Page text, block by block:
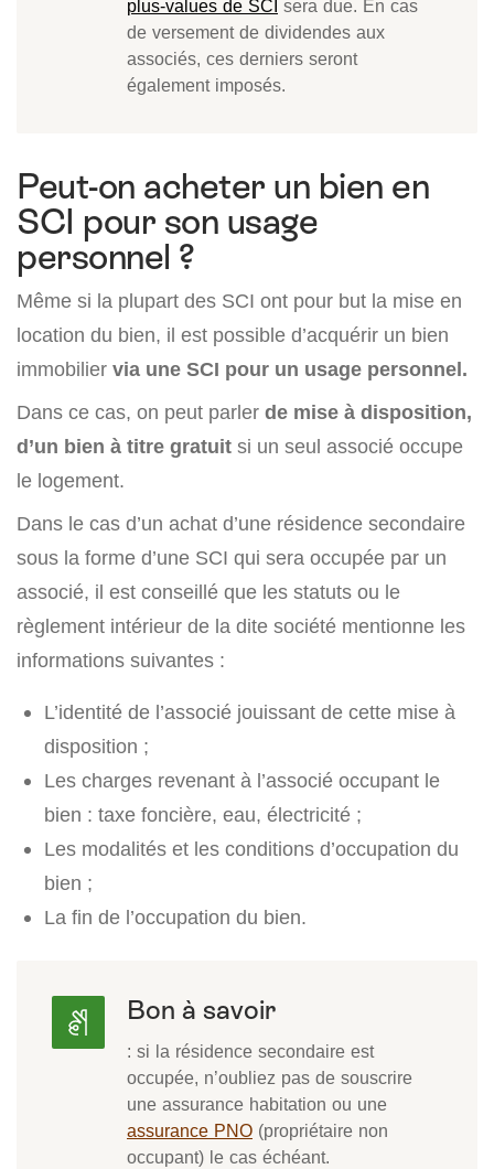
plus-values de SCI sera due. En cas
de versement de dividendes aux
associés, ces derniers seront
également imposés.
Peut-on acheter un bien en
SCI pour son usage
personnel ?
Même si la plupart des SCI ont pour but la mise en
location du bien, il est possible d’acquérir un bien
immobilier via une SCI pour un usage personnel.
Dans ce cas, on peut parler de mise à disposition,
d’un bien à titre gratuit si un seul associé occupe
le logement.
Dans le cas d’un achat d’une résidence secondaire
sous la forme d’une SCI qui sera occupée par un
associé, il est conseillé que les statuts ou le
règlement intérieur de la dite société mentionne les
informations suivantes :
L’identité de l’associé jouissant de cette mise à
disposition ;
Les charges revenant à l’associé occupant le
bien : taxe foncière, eau, électricité ;
Les modalités et les conditions d’occupation du
bien ;
La fin de l’occupation du bien.
Bon à savoir
: si la résidence secondaire est
occupée, n’oubliez pas de souscrire
une assurance habitation ou une
assurance PNO (propriétaire non
occupant) le cas échéant.